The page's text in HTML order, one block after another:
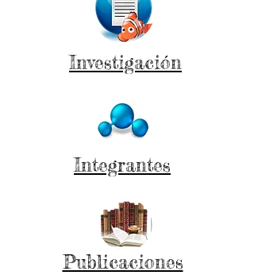
SCTLD
Investigación
Integrantes
Publicaciones